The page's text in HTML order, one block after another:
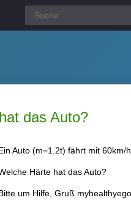
das Auto?
Auto (m=1.2t) fährt mit 60km/
Härte hat das Auto?
um Hilfe, Gruß myhealthyego